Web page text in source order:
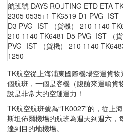
航班號 DAYS ROUTING ETD ETA
2305 0535+1 TK6519 D1 PVG- IST
D3 PVG- IST （貨機） 210 1140
210 1140 TK6481 D5 PVG- IST （
PVG- IST （貨機） 210 1140
1250
TK航空從上海浦東國際機場空運貨
個航班，一個是客機（腹艙來運輸貨
說是非常大的空運運力！
TK航空航班號為“TK0027”的，從上
斯坦佈爾機場的航班為週天到週六，
達到目的地機場。